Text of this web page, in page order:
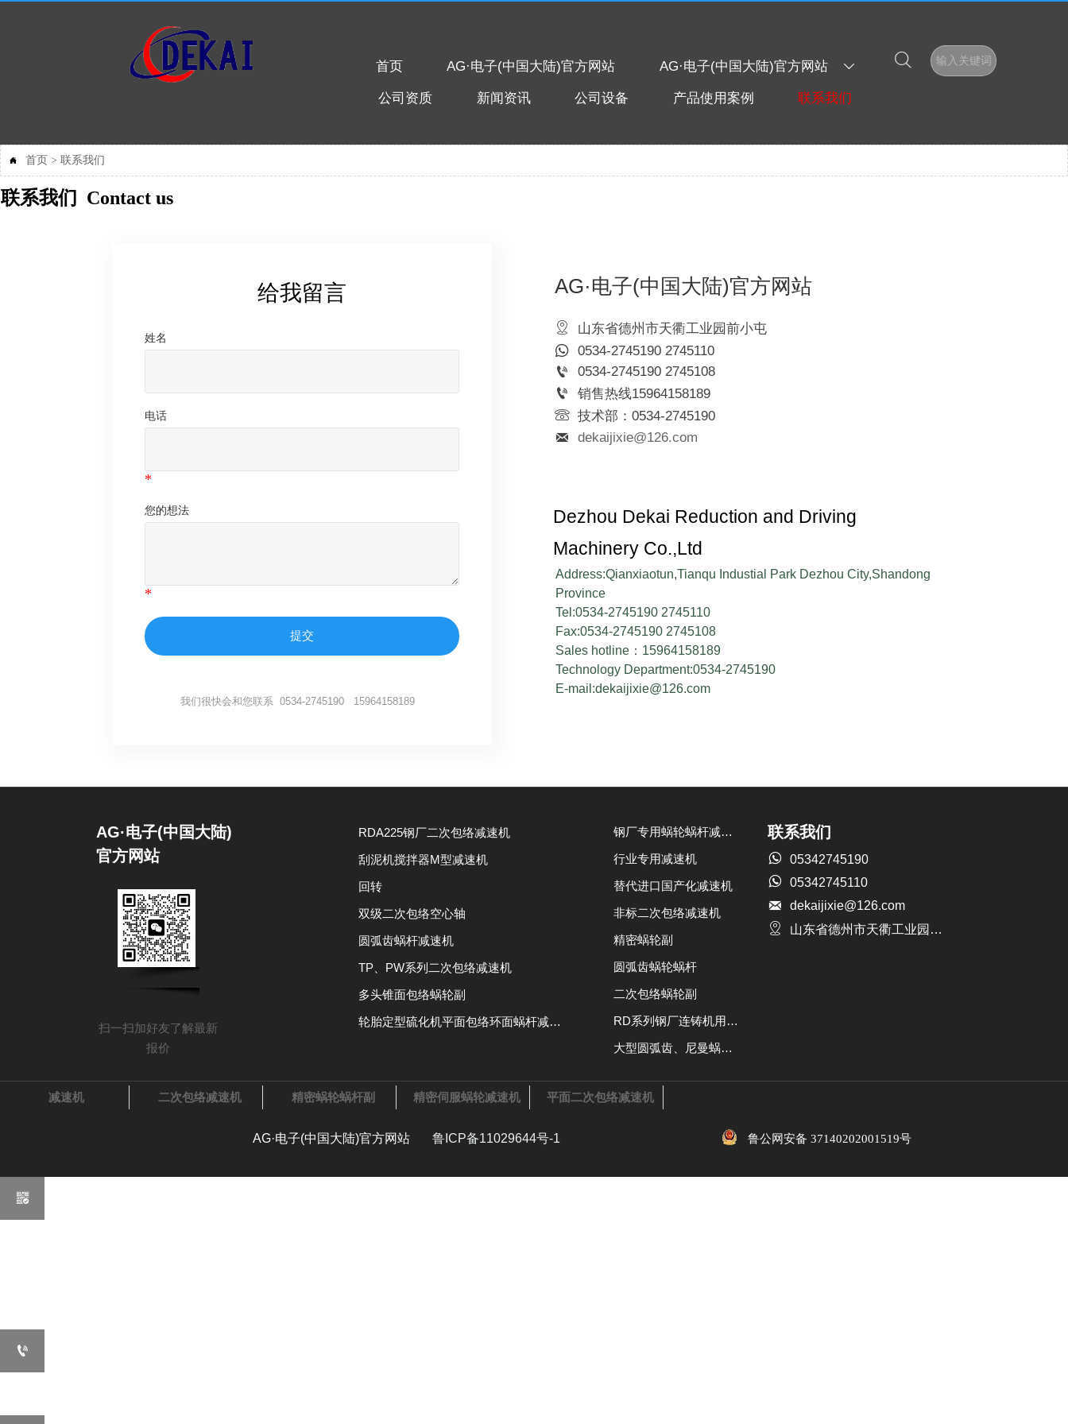
首页 AG·电子(中国大陆)官方网站 AG·电子(中国大陆)官方网站 
公司资质 新闻资讯 公司设备 产品使用案例 联系我们
 输入关键词
 首页 > 联系我们
联系我们 Contact us
给我留言
姓名
电话
您的想法
提交
我们很快会和您联系 0534-2745190 15964158189
AG·电子(中国大陆)官方网站

山东省德州市天衢工业园前小屯
 0534-2745190 2745110

0534-2745190 2745108

销售热线15964158189
 技术部：0534-2745190

dekaijixie@126.com
Dezhou Dekai Reduction and Driving
Machinery Co.,Ltd
Address:Qianxiaotun,Tianqu Industial Park Dezhou City,Shandong
Province
Tel:0534-2745190 2745110
Fax:0534-2745190 2745108
Sales hotline：15964158189
Technology Department:0534-2745190
E-mail:dekaijixie@126.com
AG·电子(中国大陆)
官方网站
扫一扫加好友了解最新
报价
RDA225钢厂二次包络减速机
刮泥机搅拌器M型减速机
回转
双级二次包络空心轴
圆弧齿蜗杆减速机
TP、PW系列二次包络减速机
多头锥面包络蜗轮副
轮胎定型硫化机平面包络环面蜗杆减速机
钢厂专用蜗轮蜗杆减速机
行业专用减速机
替代进口国产化减速机
非标二次包络减速机
精密蜗轮副
圆弧齿蜗轮蜗杆
二次包络蜗轮副
RD系列钢厂连铸机用二次包络蜗杆减机
大型圆弧齿、尼曼蜗轮副
联系我们
 05342745190
 05342745110
 dekaijixie@126.com
 山东省德州市天衢工业园前小屯
减速机 二次包络减速机 精密蜗轮蜗杆副 精密伺服蜗轮减速机 平面二次包络减速机
AG·电子(中国大陆)官方网站 鲁ICP备11029644号-1 鲁公网安备 37140202001519号

